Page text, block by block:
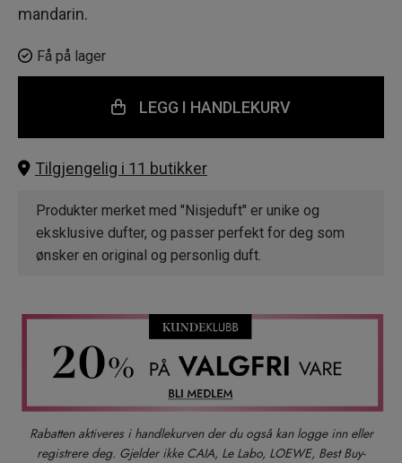
mandarin.
Få på lager
LEGG I HANDLEKURV
Tilgjengelig i 11 butikker
Produkter merket med "Nisjeduft" er unike og
eksklusive dufter, og passer perfekt for deg som
ønsker en original og personlig duft.
Rabatten aktiveres i handlekurven der du også kan logge inn eller
registrere deg. Gjelder ikke CAIA, Le Labo, LOEWE, Best Buy-